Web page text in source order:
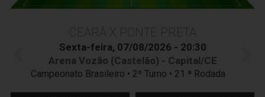
CEARÁ X PONTE PRETA
Sexta-feira, 07/08/2026 - 20:30
Arena Vozão (Castelão) - Capital/CE
Campeonato Brasileiro • 2º Turno • 21 ª Rodada